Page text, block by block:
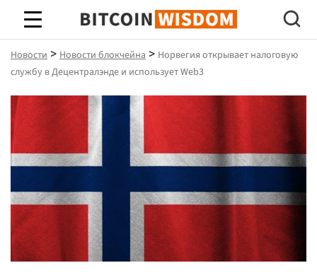
Биткойн Мудрость
Новости > Новости блокчейна > Норвегия открывает налоговую
службу в Децентралэнде и использует Web3